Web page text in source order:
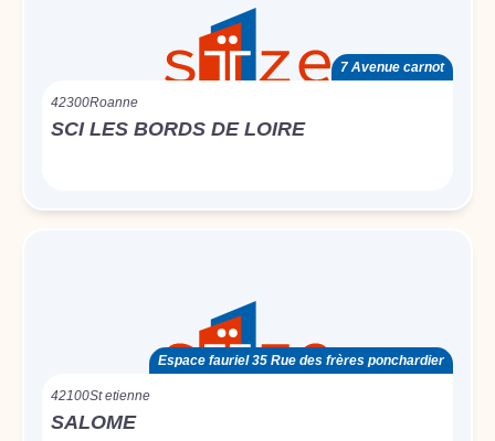
7 Avenue carnot
42300Roanne
SCI LES BORDS DE LOIRE
Espace fauriel 35 Rue des frères ponchardier
42100St etienne
SALOME